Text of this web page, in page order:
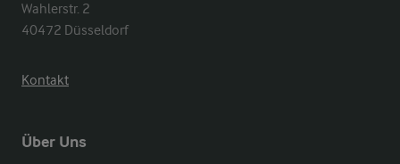
Wahlerstr. 2
40472 Düsseldorf
Kontakt
Über Uns